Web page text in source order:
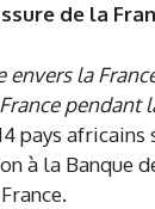
de la
envers la
pendant
pays
à la Banque